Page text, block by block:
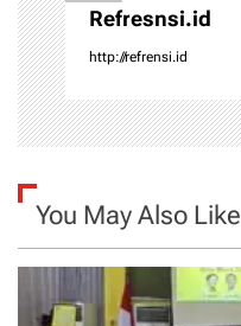
Refresnsi.id
http://refrensi.id
You May Also Like